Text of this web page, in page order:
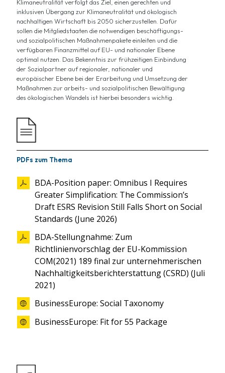
Klimaneutralitätverfolgt das Ziel, einen gerechten und
inklusiven Übergang zur Klimaneutralität und ökologisch
nachhaltigen Wirtschaft bis 2050 sicherzustellen. Dafür
sollen die Mitgliedstaaten die notwendigen beschäftigungs-
und sozialpolitischen Maßnahmenpakete einleiten und die
verfügbaren Finanzmittel auf EU- und nationaler Ebene
optimal nutzen. Das Bekenntnis zur frühzeitigen Einbindung
der Sozialpartner auf regionaler, nationaler und
europäischer Ebene bei der Erarbeitung und Umsetzung der
Maßnahmen zur arbeits- und sozialpolitischen Bewältigung
des ökologischen Wandels ist hierbei besonders wichtig
PDFs zum Thema
BDA-Position paper: Omnibus I Requires
Greater Simplification: The Commission’s
Draft ESRS Revision Still Falls Short on Social
Standards (June 2026)
BDA-Stellungnahme: Zum
Richtlinienvorschlag der EU-Kommission
COM(2021) 189 final zur unternehmerischen
Nachhaltigkeitsberichterstattung (CSRD) (Juli
2021)
BusinessEurope: Social Taxonomy
BusinessEurope: Fit for 55 Package